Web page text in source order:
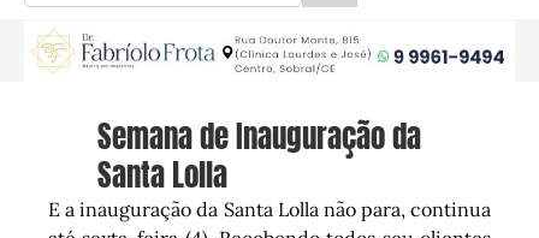
Semana de Inauguração da
Santa Lolla
E a inauguração da Santa Lolla não para, continua